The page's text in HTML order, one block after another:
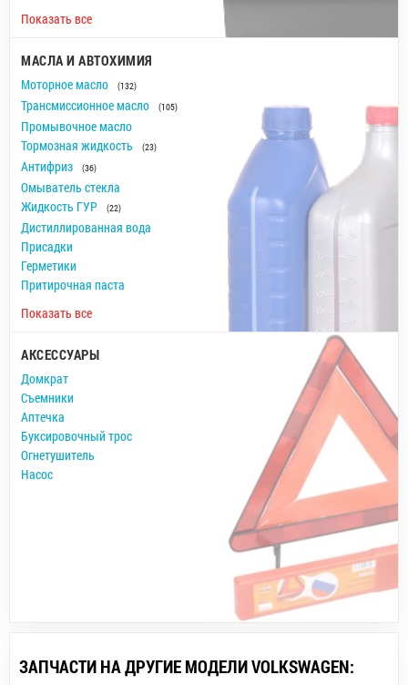
Показать все
МАСЛА И АВТОХИМИЯ
Моторное масло (132)
Трансмиссионное масло (105)
Промывочное масло
Тормозная жидкость
(23)
Антифриз (36)
Омыватель стекла
Жидкость ГУР
(22)
Дистиллированная вода
Присадки
Герметики
Притирочная паста
Показать все
АКСЕССУАРЫ
Домкрат
Съемники
Аптечка
Буксировочный трос
Огнетушитель
Насос
ЗАПЧАСТИ НА ДРУГИЕ МОДЕЛИ VOLKSWAGEN: